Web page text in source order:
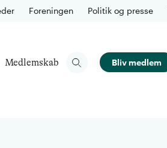
Foreningen Politik og presse
Medlemskab Bliv medlem